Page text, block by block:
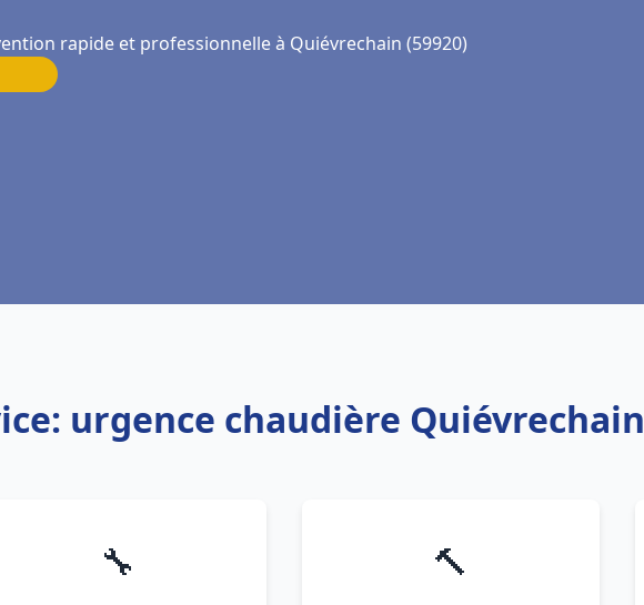
rapide et professionnelle à Quiévrechain (59920)
urgence chaudière Quiévrechain
🔧 🔨